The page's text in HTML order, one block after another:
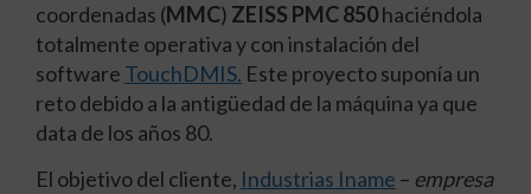
coordenadas (MMC) ZEISS PMC 850haciéndola
totalmente operativa y con instalación del
software TouchDMIS. Este proyecto suponía un
reto debido a la antigüedad de la máquina ya que
data de los años 80.
El objetivo del cliente, Industrias Iname – empresa